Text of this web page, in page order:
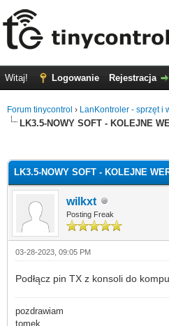
Witaj! Logowanie Rejestracja
Forum tinycontrol › LanKontroler - sprzęt i
LK3.5-NOWY SOFT - KOLEJNE
LK3.5-NOWY SOFT - KOLEJNE
wilkxt
Posting Freak
03-28-2023, 09:05 PM
Podłącz pin TX z konsoli do
pozdrawiam
tomek